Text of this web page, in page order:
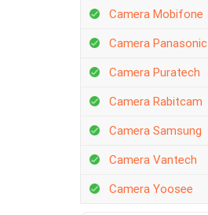
Camera Mobifone
Camera Panasonic
Camera Puratech
Camera Rabitcam
Camera Samsung
Camera Vantech
Camera Yoosee